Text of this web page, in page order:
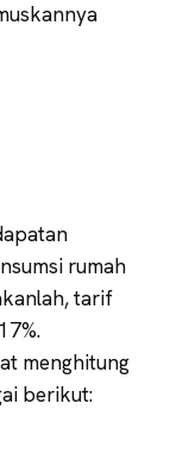
rumah
tarif
menghitung
berikut: